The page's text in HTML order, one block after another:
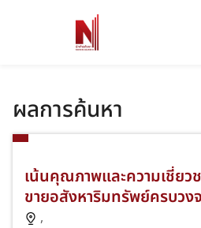
ผลการค้นหา
เน้นคุณภาพและความเชี่ยว
ขายอสังหาริมทรัพย์ครบวง
,